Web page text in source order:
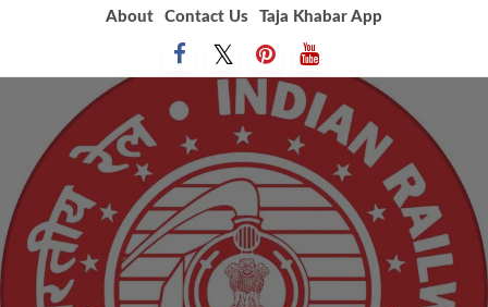
About Contact Us Taja Khabar App